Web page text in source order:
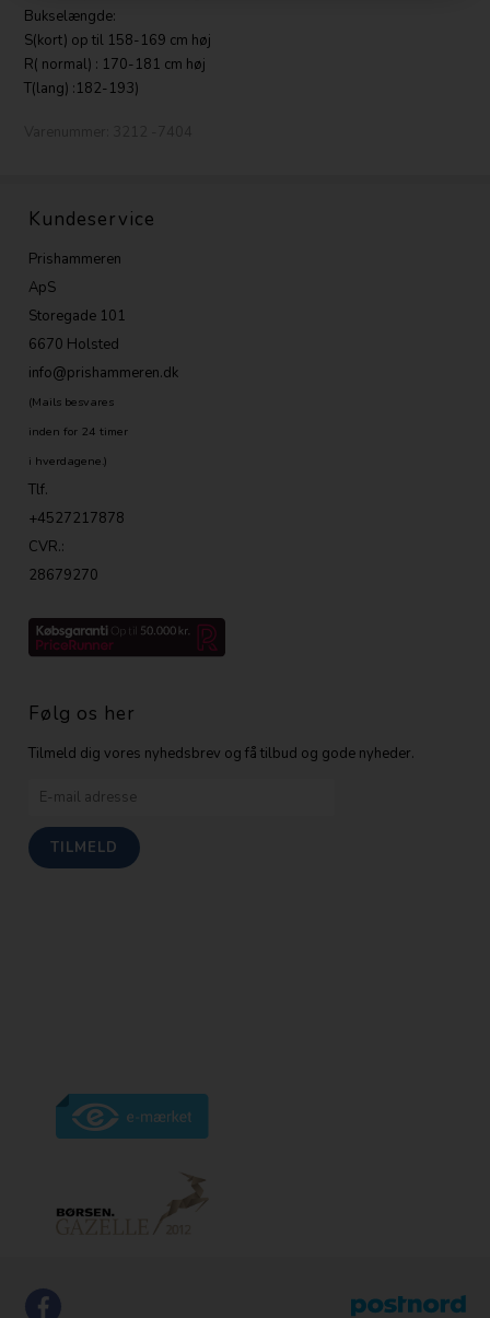
Bukselængde:
S(kort) op til 158-169 cm høj
R( normal) : 170-181 cm høj
T(lang) :182-193)
Kundeservice
Prishammeren
ApS
Storegade 101
6670 Holsted
info@prishammeren.dk
(Mails besvares
inden for 24 timer
i hverdagene.)
Tlf.
+4527217878
CVR.:
28679270
Følg os her
Tilmeld dig vores nyhedsbrev og få tilbud og gode nyheder.